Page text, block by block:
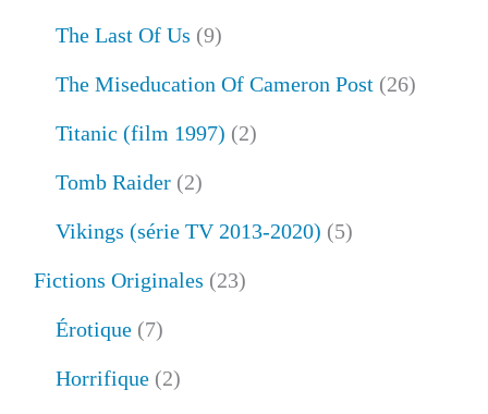
The Last Of Us (9)
The Miseducation Of Cameron Post(26)
Titanic (film 1997) (2)
Tomb Raider(2)
Vikings (série TV 2013-2020) (5)
Fictions Originales (23)
Érotique(7)
Horrifique(2)